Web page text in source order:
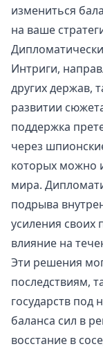
измениться
на ваше
Интриги,
других держав,
развитии
поддержка
через
которых можно
мира.
подрыва
усиления своих
влияние на
Эти решения
последствиям,
государств
баланса сил в
восстание в